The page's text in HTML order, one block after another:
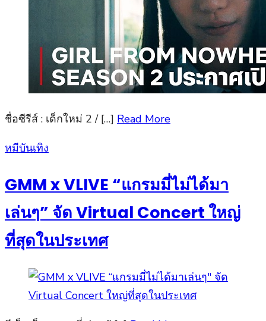
ชื่อซีรีส์ : เด็กใหม่ 2 / […] Read More
Posted
หมีบันเทิง
GMM x VLIVE “แกรมมี่ไม่ได้มา
เล่นๆ” จัด Virtual Concert ใหญ่
ที่สุดในประเทศ